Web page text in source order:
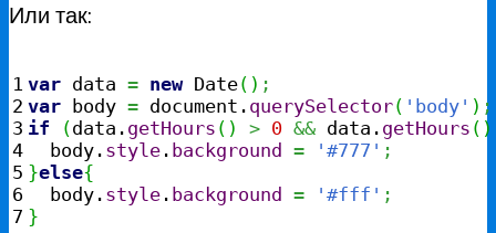
Или так:
1
2
3
4
5
6
var data = new Date( ) ;
var body = document. querySelector( 'body' ) ;
if
(data. getHours ( ) > 0 && data. getHours ( )
  body.
style . background = '#777' ;
}else{
  body.
style . background = '#fff' ;
}